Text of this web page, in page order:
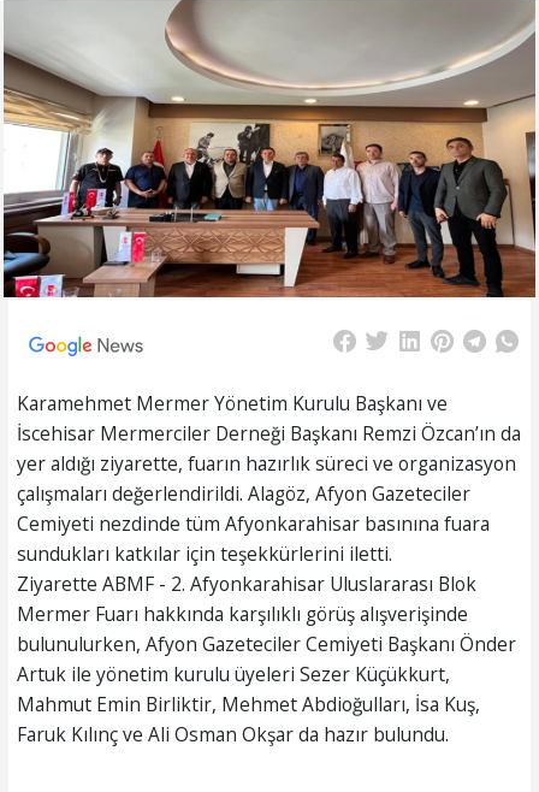
Karamehmet Mermer Yönetim Kurulu Başkanı ve
İscehisar Mermerciler Derneği Başkanı Remzi Özcan’ın da
yer aldığı ziyarette, fuarın hazırlık süreci ve organizasyon
çalışmaları değerlendirildi. Alagöz, Afyon Gazeteciler
Cemiyeti nezdinde tüm Afyonkarahisar basınına fuara
sundukları katkılar için teşekkürlerini iletti.
Ziyarette ABMF - 2. Afyonkarahisar Uluslararası Blok
Mermer Fuarı hakkında karşılıklı görüş alışverişinde
bulunulurken, Afyon Gazeteciler Cemiyeti Başkanı Önder
Artuk ile yönetim kurulu üyeleri Sezer Küçükkurt,
Mahmut Emin Birliktir, Mehmet Abdioğulları, İsa Kuş,
Faruk Kılınç ve Ali Osman Okşar da hazır bulundu.